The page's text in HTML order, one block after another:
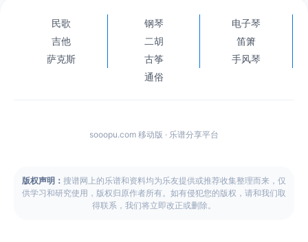
民歌 钢琴
电子琴
吉他
二胡
笛箫
萨克斯
古筝
手风琴
通俗
sooopu.com 移动版 · 乐谱分享平台
版权声明： 搜谱网上的乐谱和资料均为乐友提供或推荐收集整理而来，仅
供学习和研究使用，版权归原作者所有。如有侵犯您的版权，请和我们取
得联系，我们将立即改正或删除。